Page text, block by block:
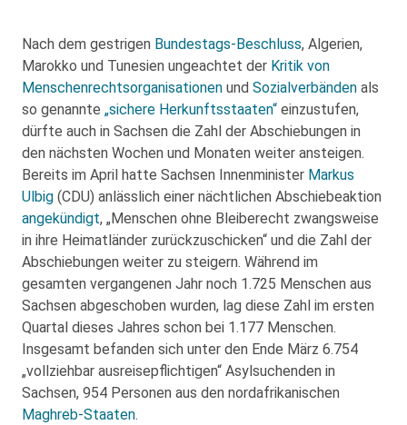
Nach dem gestrigen Bundestags-Beschluss, Algerien,
Marokko und Tunesien ungeachtet der Kritik von
Menschenrechtsorganisationen und Sozialverbänden als
so genannte „sichere Herkunftsstaaten“ einzustufen,
dürfte auch in Sachsen die Zahl der Abschiebungen in
den nächsten Wochen und Monaten weiter ansteigen.
Bereits im April hatte Sachsen Innenminister Markus
Ulbig (CDU) anlässlich einer nächtlichen Abschiebeaktion
angekündigt, „Menschen ohne Bleiberecht zwangsweise
in ihre Heimatländer zurückzuschicken“ und die Zahl der
Abschiebungen weiter zu steigern. Während im
gesamten vergangenen Jahr noch 1.725 Menschen aus
Sachsen abgeschoben wurden, lag diese Zahl im ersten
Quartal dieses Jahres schon bei 1.177 Menschen.
Insgesamt befanden sich unter den Ende März 6.754
„vollziehbar ausreisepflichtigen“ Asylsuchenden in
Sachsen, 954 Personen aus den nordafrikanischen
Maghreb-Staaten.